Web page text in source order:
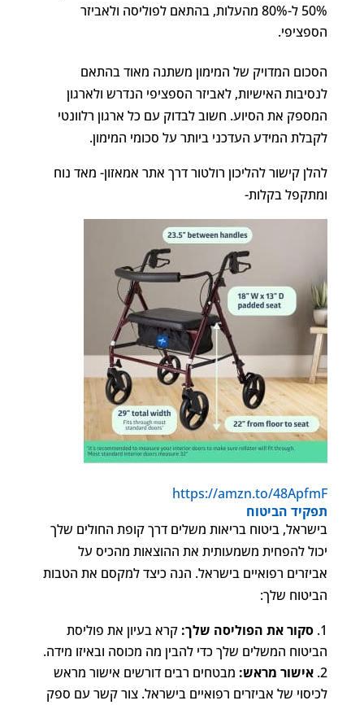
50% ל-80% מהעלות, בהתאם לפוליסה ולאביזר
הספציפי.
הסכום המדויק של המימון משתנה מאוד בהתאם
לנסיבות האישיות, לאביזר הספציפי הנדרש ולארגון
המספק את הסיוע. חשוב לבדוק עם כל ארגון רלוונטי
לקבלת המידע העדכני ביותר על סכומי המימון.
להלן קישור להליכון רולטור דרך אתר אמאזון- מאד נוח
ומתקפל בקלות-
https://amzn.to/48ApfmF
תפקיד הביטוח
בישראל, ביטוח בריאות משלים דרך קופת החולים שלך
יכול להפחית משמעותית את ההוצאות מהכיס על
אביזרים רפואיים בישראל. הנה כיצד למקסם את הטבות
הביטוח שלך:
סקור את הפוליסה שלך: קרא בעיון את פוליסת
הביטוח המשלים שלך כדי להבין מה מכוסה ובאיזו מידה.
אישור מראש: מבטחים רבים דורשים אישור מראש
לכיסוי של אביזרים רפואיים בישראל. צור קשר עם ספק